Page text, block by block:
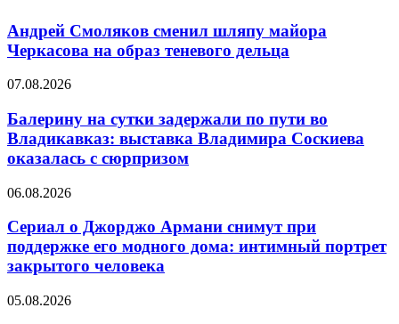
Андрей Смоляков сменил шляпу майора
Черкасова на образ теневого дельца
07.08.2026
Балерину на сутки задержали по пути во
Владикавказ: выставка Владимира Соскиева
оказалась с сюрпризом
06.08.2026
Сериал о Джорджо Армани снимут при
поддержке его модного дома: интимный портрет
закрытого человека
05.08.2026